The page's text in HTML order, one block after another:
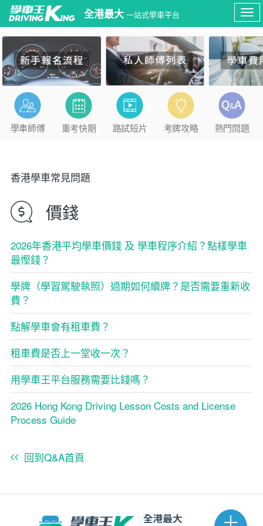
全港最大 一站式學車平台
學車師傅 重考快期 路試短片 考牌攻略 熱門問題
香港學車常見問題
價錢
2026年香港平均學車價錢 及 學車程序介紹？點樣學車
最慳錢？
學牌（學習駕駛執照）過期如何續牌？是否需要重新收
費？
點解學車會有租車費？
租車費是否上一堂收一次？
用學車王平台服務需要比錢嗎？
2026 Hong Kong Driving Lesson Costs and License
Process Guide
回到Q&A首頁